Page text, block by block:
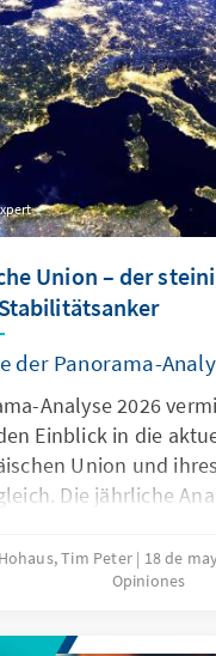
Union – der
der Panorama-
Analyse 2026
Einblick in die
Union und
Die jährliche
Innovation und
Ausrichtung
und quantitativer
Tim Peter 18 de
Opiniones